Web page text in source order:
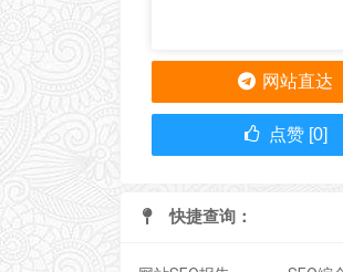
网站直达
点赞 [0]
快捷查询：